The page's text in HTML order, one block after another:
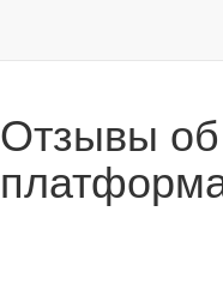
Отзывы об